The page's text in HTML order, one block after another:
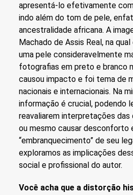
apresentá-lo efetivamente
indo além do tom de pele,
ancestralidade africana. A
Machado de Assis Real, na
uma pele consideravelmente
fotografias em preto e branco
causou impacto e foi tema de
nacionais e internacionais. Na
informação é crucial, podendo
reavaliarem interpretações das
ou mesmo causar desconforto
“embranquecimento” de seu
exploramos as implicações
social e profissional do autor.
Você acha que a distorção